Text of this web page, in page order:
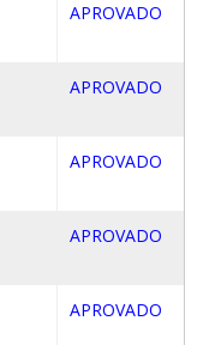
APROVADO
APROVADO
APROVADO
APROVADO
APROVADO